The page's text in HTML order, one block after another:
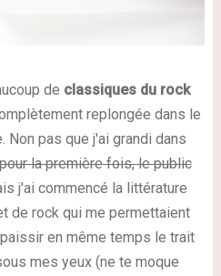
de classiques du rock
replongée dans le
Non pas que j'ai grandi dans
la première fois, le public
j'ai commencé la littérature
de rock qui me permettaient
en même temps le trait
mes yeux (ne te moque